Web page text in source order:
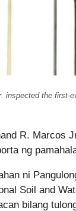
inspected the first-
R. Marcos
ng
ni
Soil and
bilang